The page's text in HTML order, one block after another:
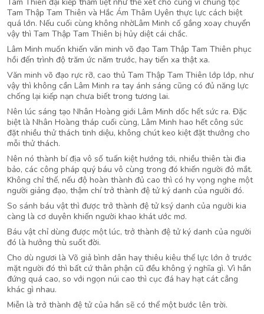
Tam Thập Tam Thiên và Hắc Ám Thâm Uyên thực lực cách biệt
quá lớn. Nếu cuối cùng không nhờLâm Minh cố gắng xoay chuyển
vậy thì Tam Thập Tam Thiên bị hủy diệt cái chắc.
Lâm Minh muốn khiến văn minh võ đạo Tam Thập Tam Thiên phục
hồi đến trình độ trăm ức năm trước, hay tiến xa thật xa.
Văn minh võ đạo rực rỡ, cao thủ Tam Thập Tam Thiên lớp lớp, như
vậy thì không cần Lâm Minh ra tay ánh sáng cũng có đủ năng lực
chống lại kiếp nạn chưa biết trong tương lai.
Nên lúc sáng tạo Nhân Hoàng giới Lâm Minh dốc hết sức ra. Đặc
biệt là Nhân Hoàng tháp cuối cùng, Lâm Minh hao hết công sức
đặt nhiều thử thách tinh diệu, không chút keo kiệt đặt thưởng cho
mỗi thử thách.
Nên nó thành bí địa vô số tuấn kiệt hướng tới, nhiều thiên tài đia
bảo, các công pháp quý báu vô cùng trong đó khiến người đỏ mắt.
Không chỉ thế, nếu độ hoàn thành đủ cao thì có hy vọng nghe một
người giảng đạo, thậm chí trở thành đệ tử ký danh của người đó.
So sánh báu vật thì được trở thành đệ tử ksý danh của người kia
càng là cơ duyên khiến người khao khát ước mơ.
Báu vật chỉ dùng được một lúc, trở thành đệ tử ký danh của người
đó là hưởng thù suốt đời.
Cho dù ngươi là Võ giả bình dân hay thiêu kiêu thế lực lớn ở trước
mặt người đó thì bất cứ thân phận cũ đều không ý nghĩa gì. Vì hắn
đứng quá cao, so với ngọn núi cao thì cục đá hay hạt cát cẳng
khác gì nhau.
Miễn là trở thành đệ tử của hắn sẽ có thể một bước lên trời.